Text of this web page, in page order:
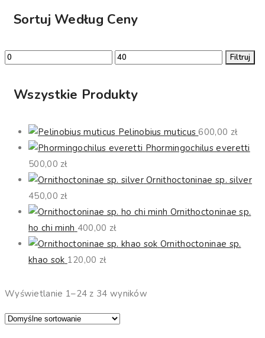
Wyświetlanie 1–24 z 34 wyników
Sortuj Według Ceny
Cena
Cena
Filtruj
Wszystkie Produkty
Pelinobius muticus 600,00 zł
Phormingochilus everetti
500,00zł
Ornithoctoninae sp. silver
450,00zł
Ornithoctoninae sp.
ho chi minh 400,00 zł
Ornithoctoninae sp.
khao sok 120,00 zł